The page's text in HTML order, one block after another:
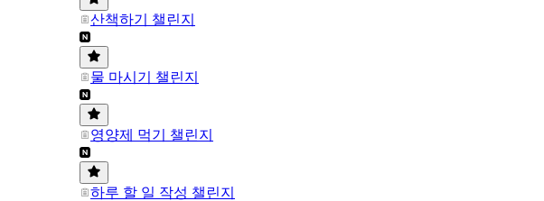
산책하기 챌린지
물 마시기 챌린지
영양제 먹기 챌린지
하루 할 일 작성 챌린지